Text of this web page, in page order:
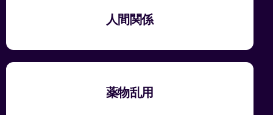
人間関係
薬物乱用